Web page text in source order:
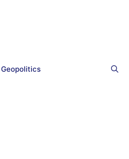
Geopolitics